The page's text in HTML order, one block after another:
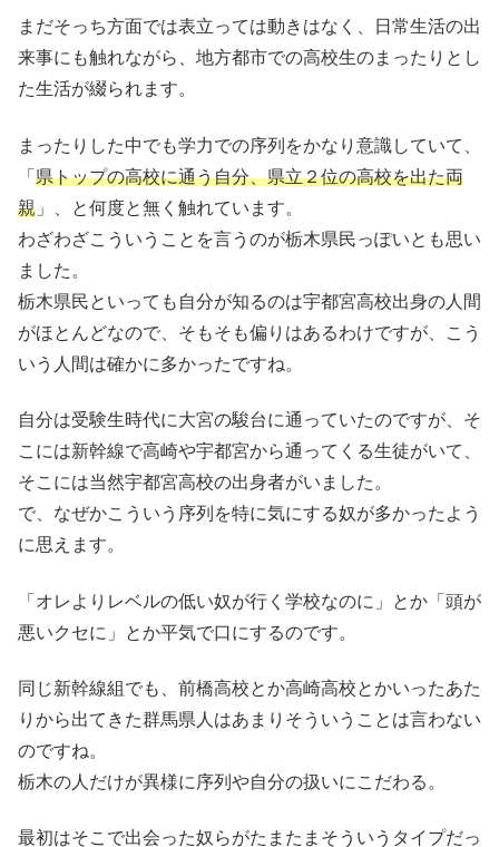
まだそっち方面では表立っては動きはなく、日常生活の出
来事にも触れながら、地方都市での高校生のまったりとし
た生活が綴られます。
まったりした中でも学力での序列をかなり意識していて、
「 県トップの高校に通う自分、県立２位の高校を出た両
親 」、と何度と無く触れています。
わざわざこういうことを言うのが栃木県民っぽいとも思い
ました。
栃木県民といっても自分が知るのは宇都宮高校出身の人間
がほとんどなので、そもそも偏りはあるわけですが、こう
いう人間は確かに多かったですね。
自分は受験生時代に大宮の駿台に通っていたのですが、そ
こには新幹線で高崎や宇都宮から通ってくる生徒がいて、
そこには当然宇都宮高校の出身者がいました。
で、なぜかこういう序列を特に気にする奴が多かったよう
に思えます。
「オレよりレベルの低い奴が行く学校なのに」とか「頭が
悪いクセに」とか平気で口にするのです。
同じ新幹線組でも、前橋高校とか高崎高校とかいったあた
りから出てきた群馬県人はあまりそういうことは言わない
のですね。
栃木の人だけが異様に序列や自分の扱いにこだわる。
最初はそこで出会った奴らがたまたまそういうタイプだっ